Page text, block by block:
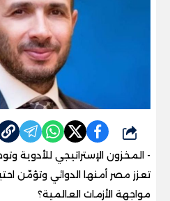
شارك
- المخزون الإستراتيجي للأدوية
تعزز مصر أمنها الدوائي وتؤمّن
مواجهة الأزمات العالمية؟